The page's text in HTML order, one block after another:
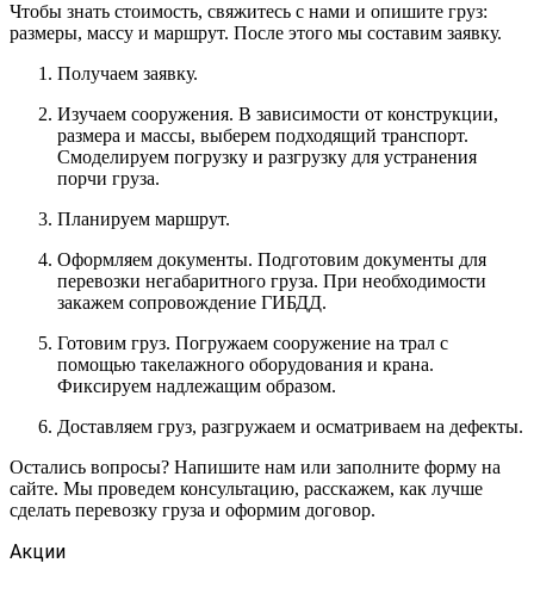
Чтобы знать стоимость, свяжитесь с нами и опишите груз:
размеры, массу и маршрут. После этого мы составим заявку.
Получаем заявку.
Изучаем сооружения. В зависимости от конструкции,
размера и массы, выберем подходящий транспорт.
Смоделируем погрузку и разгрузку для устранения
порчи груза.
Планируем маршрут.
Оформляем документы. Подготовим документы для
перевозки негабаритного груза. При необходимости
закажем сопровождение ГИБДД.
Готовим груз. Погружаем сооружение на трал с
помощью такелажного оборудования и крана.
Фиксируем надлежащим образом.
Доставляем груз, разгружаем и осматриваем на дефекты.
Остались вопросы? Напишите нам или заполните форму на
сайте. Мы проведем консультацию, расскажем, как лучше
сделать перевозку груза и оформим договор.
Акции